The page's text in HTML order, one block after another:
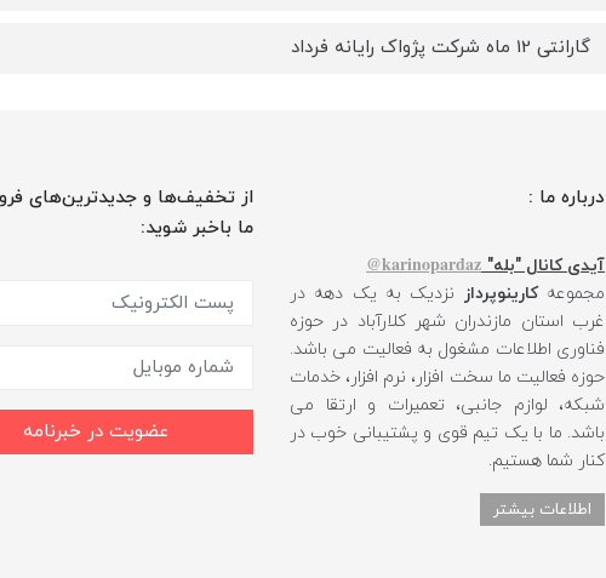
گارانتی 12 ماه شرکت پژواک رایانه فرداد
درباره ما :
آیدی کانال "بله" karinopardaz@
مجموعهکارینوپرداز نزدیک به یک دهه در
غرب استان مازندران شهر کلارآباد در حوزه
فناوری اطلاعات مشغول به فعالیت می باشد.
حوزه فعالیت ما سخت افزار، نرم افزار، خدمات
شبکه، لوازم جانبی، تعمیرات و ارتقا می
باشد. ما با یک تیم قوی و پشتیبانی خوب در
کنار شما هستیم.
اطلاعات بیشتر
از تخفیف‌ها و جدیدترین‌های
ما باخبر شوید:
عضویت در خبرنامه